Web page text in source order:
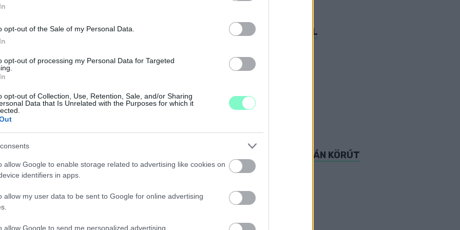
opt-out of the Sale of my Personal Data.
opt-out of processing my Personal Data for Targeted
opt-out of Collection, Use, Retention, Sale, and/or Sharing
Data that Is Unrelated with the Purposes for which it
allow Google to enable storage related to advertising like cookies on
identifiers in apps.
allow my user data to be sent to Google for online advertising
allow Google to send me personalized advertising.
BUDAPEST EURÓPAI LEMARADÁSÁT HOZZA MAGÁVAL
a párt politikának akar megfelelni, nem pedig a budapestieknek.
HASZNÁLHATOD EZTÁN A LIME ROLLEROKAT
jár majd a vonatjegy mellé.
LEZÁRÁSOKRA KELL KÉSZÜLNI SZOMBATHELYEN A BOCSKAI ISTVÁN KÖRÚT